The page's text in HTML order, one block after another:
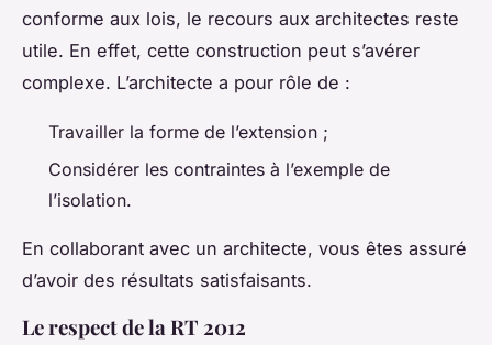
conforme aux lois, le recours aux architectes reste
utile. En effet, cette construction peut s’avérer
complexe. L’architecte a pour rôle de :
Travailler la forme de l’extension ;
Considérer les contraintes à l’exemple de
l’isolation.
En collaborant avec un architecte, vous êtes assuré
d’avoir des résultats satisfaisants.
Le respect de la RT 2012